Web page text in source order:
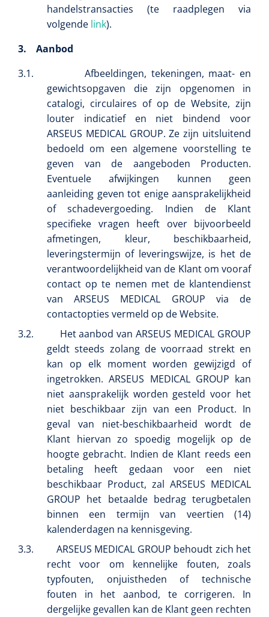
1533499
Tang Collin clip - 13 cm - 1 st
OtoClear Spray Wash kit - 1 st
1007140
handelstransacties (te raadplegen via
volgende link).
3.
Aanbod
3.1.
Afbeeldingen, tekeningen, maat- en
gewichtsopgaven die zijn opgenomen in
catalogi, circulaires of op de Website, zijn
louter indicatief en niet bindend voor
ARSEUS MEDICAL GROUP. Ze zijn uitsluitend
bedoeld om een algemene voorstelling te
geven van de aangeboden Producten.
Eventuele afwijkingen kunnen geen
aanleiding geven tot enige aansprakelijkheid
of schadevergoeding. Indien de Klant
specifieke vragen heeft over bijvoorbeeld
afmetingen, kleur, beschikbaarheid,
leveringstermijn of leveringswijze, is het de
verantwoordelijkheid van de Klant om vooraf
contact op te nemen met de klantendienst
van ARSEUS MEDICAL GROUP via de
contactopties vermeld op de Website.
3.2.
Het aanbod van ARSEUS MEDICAL GROUP
geldt steeds zolang de voorraad strekt en
kan op elk moment worden gewijzigd of
ingetrokken. ARSEUS MEDICAL GROUP kan
niet aansprakelijk worden gesteld voor het
niet beschikbaar zijn van een Product. In
geval van niet-beschikbaarheid wordt de
Klant hiervan zo spoedig mogelijk op de
hoogte gebracht. Indien de Klant reeds een
betaling heeft gedaan voor een niet
beschikbaar Product, zal ARSEUS MEDICAL
GROUP het betaalde bedrag terugbetalen
binnen een termijn van veertien (14)
kalenderdagen na kennisgeving.
3.3.
ARSEUS MEDICAL GROUP behoudt zich het
recht voor om kennelijke fouten, zoals
typfouten, onjuistheden of technische
fouten in het aanbod, te corrigeren. In
dergelijke gevallen kan de Klant geen rechten